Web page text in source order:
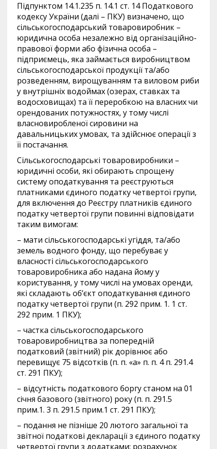
Підпунктом 14.1.235 п. 14.1 ст. 14 Податкового
кодексу України (далі – ПКУ) визначено, що
сільськогосподарський товаровиробник –
юридична особа незалежно від організаційно-
правової форми або фізична особа –
підприємець, яка займається виробництвом
сільськогосподарської продукції та/або
розведенням, вирощуванням та виловом риби
у внутрішніх водоймах (озерах, ставках та
водосховищах) та її переробкою на власних чи
орендованих потужностях, у тому числі
власновиробленої сировини на
давальницьких умовах, та здійснює операції з
її постачання.
Сільськогосподарські товаровиробники –
юридичні особи, які обирають спрощену
систему оподаткування та реєструються
платниками єдиного податку четвертої групи,
для включення до Реєстру платників єдиного
податку четвертої групи повинні відповідати
таким вимогам:
– мати сільськогосподарські угіддя, та/або
земель водного фонду, що перебуває у
власності сільськогосподарського
товаровиробника або надана йому у
користування, у тому числі на умовах оренди,
які складають об’єкт оподаткування єдиного
податку четвертої групи (п. 292 прим. 1. 1 ст.
292 прим. 1 ПКУ);
– частка сільськогосподарського
товаровиробництва за попередній
податковий (звітний) рік дорівнює або
перевищує 75 відсотків (п. п. «а» п. п. 4 п. 291.4
ст. 291 ПКУ);
– відсутність податкового боргу станом на 01
січня базового (звітного) року (п. п. 291.5
прим.1. 3 п. 291.5 прим.1 ст. 291 ПКУ);
– подання не пізніше 20 лютого загальної та
звітної податкові декларації з єдиного податку
четвертої групи з додатками: розрахунок